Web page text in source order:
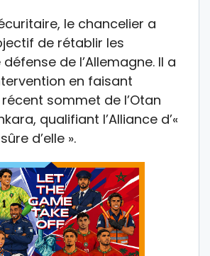
le chancelier a
de rétablir les
de l’Allemagne. Il a
en faisant
sommet de l’Otan
qualifiant l’Alliance d’«
d’elle ».